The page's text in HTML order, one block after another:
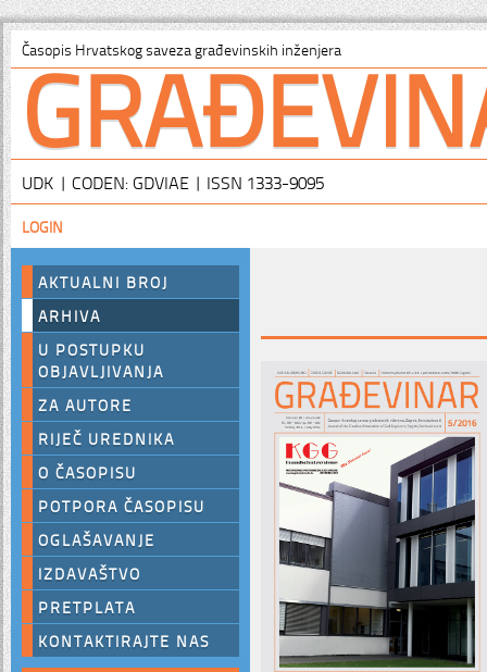
Časopis Hrvatskog saveza građevinskih inženjera
UDK | CODEN: GDVIAE | ISSN 1333-9095
LOGIN
AKTUALNI BROJ
ARHIVA
U POSTUPKU
OBJAVLJIVANJA
ZA AUTORE
RIJEČ UREDNIKA
O ČASOPISU
POTPORA ČASOPISU
OGLAŠAVANJE
IZDAVAŠTVO
PRETPLATA
KONTAKTIRAJTE NAS